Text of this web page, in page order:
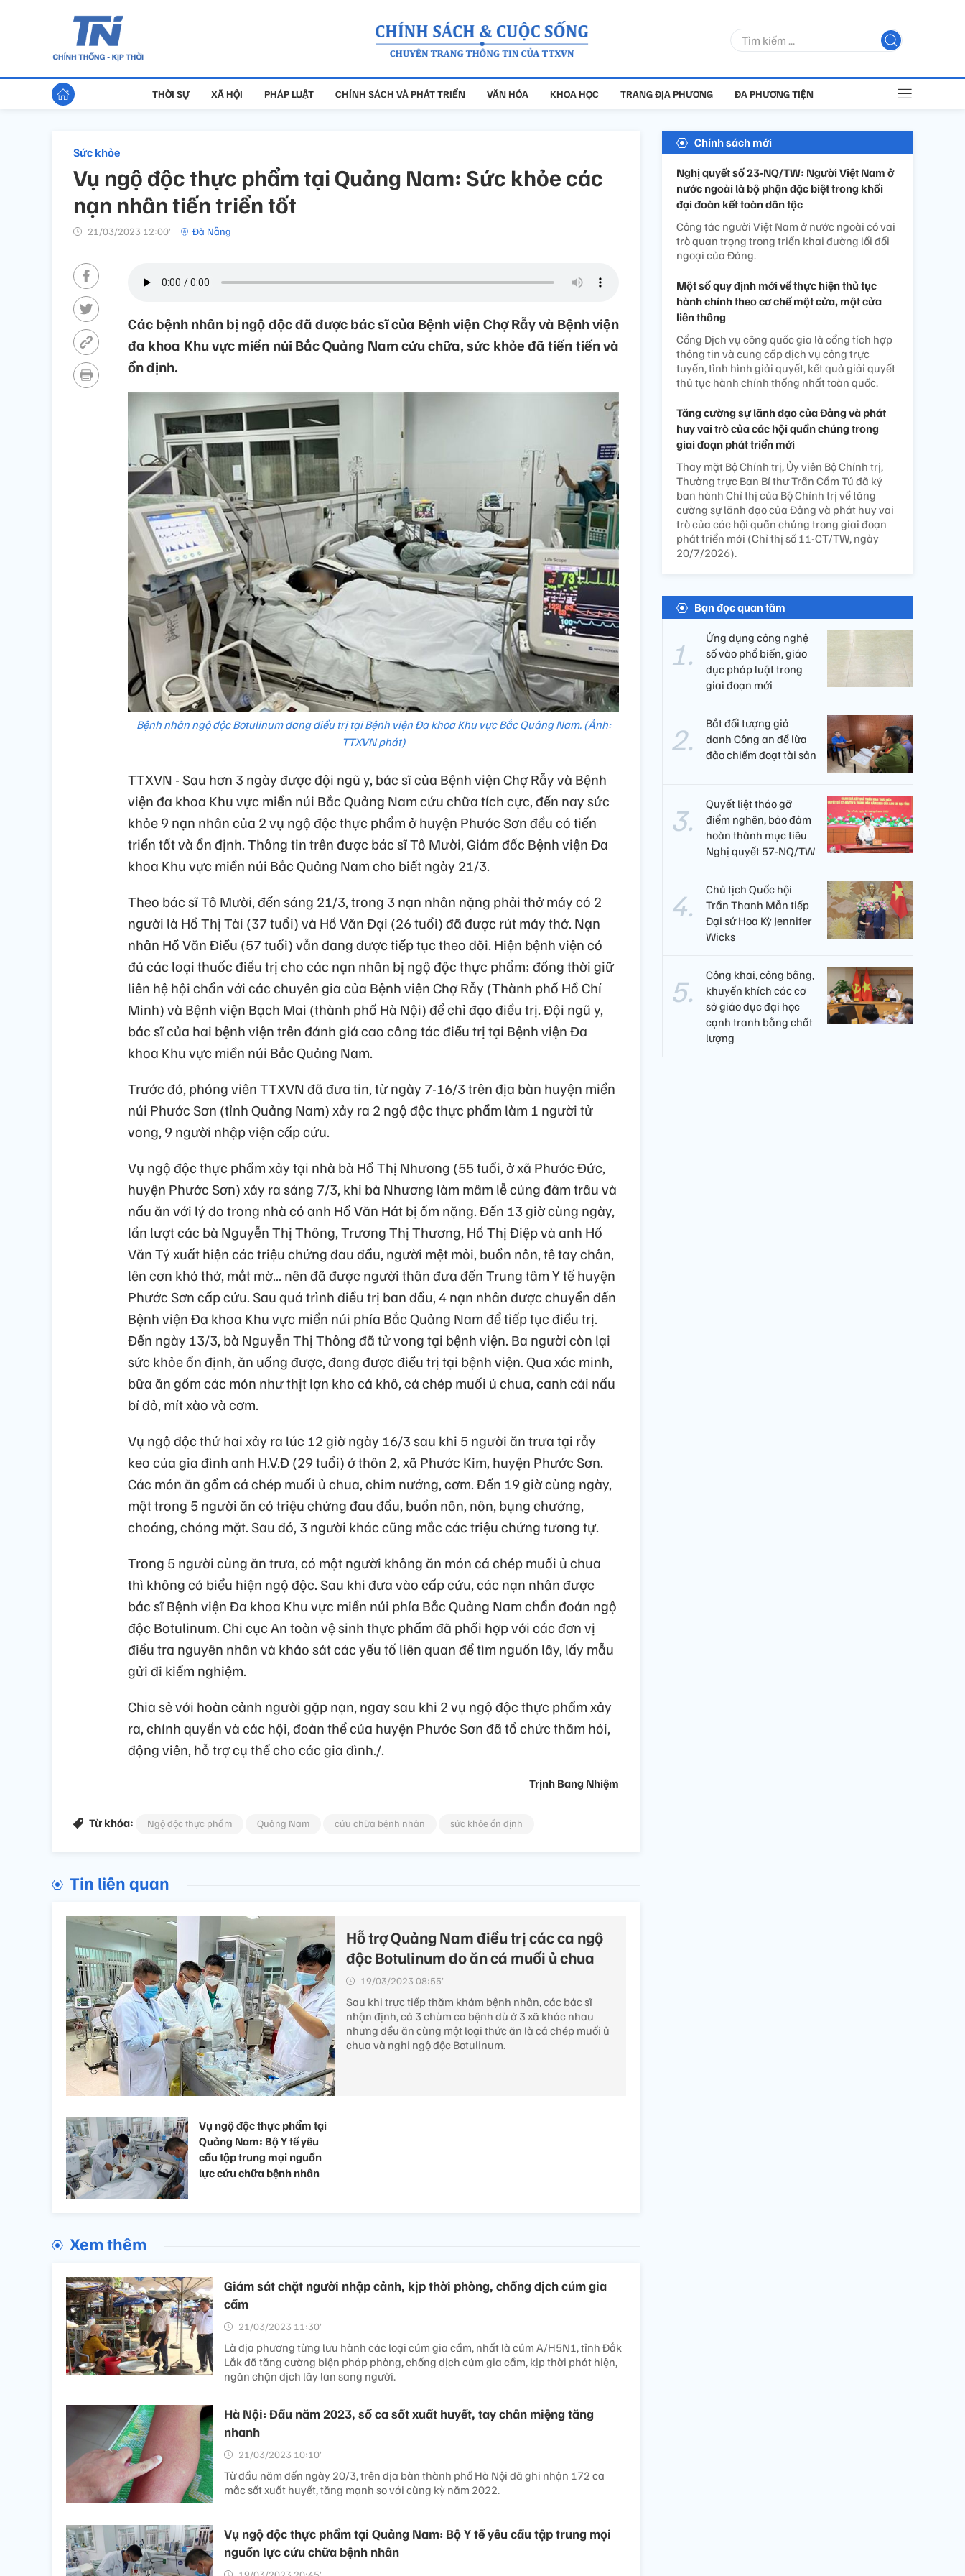
THỜI SỰ XÃ HỘI PHÁP LUẬT CHÍNH SÁCH VÀ PHÁT TRIỂN VĂN HÓA KHOA HỌC TRANG ĐỊA PHƯƠNG ĐA PHƯƠNG TIỆN
Sức khỏe
Vụ ngộ độc thực phẩm tại Quảng Nam: Sức khỏe các
nạn nhân tiến triển tốt
21/03/2023 12:00’ Đà Nẵng
Các bệnh nhân bị ngộ độc đã được bác sĩ của Bệnh viện Chợ Rẫy và Bệnh viện
đa khoa Khu vực miền núi Bắc Quảng Nam cứu chữa, sức khỏe đã tiến tiến và
ổn định.
Bệnh nhân ngộ độc Botulinum đang điều trị tại Bệnh viện Đa khoa Khu vực Bắc Quảng Nam. (Ảnh:
TTXVN phát)
TTXVN - Sau hơn 3 ngày được đội ngũ y, bác sĩ của Bệnh viện Chợ Rẫy và Bệnh
viện đa khoa Khu vực miền núi Bắc Quảng Nam cứu chữa tích cực, đến nay sức
khỏe 9 nạn nhân của 2 vụ ngộ độc thực phẩm ở huyện Phước Sơn đều có tiến
triển tốt và ổn định. Thông tin trên được bác sĩ Tô Mười, Giám đốc Bệnh viện Đa
khoa Khu vực miền núi Bắc Quảng Nam cho biết ngày 21/3.
Theo bác sĩ Tô Mười, đến sáng 21/3, trong 3 nạn nhân nặng phải thở máy có 2
người là Hồ Thị Tài (37 tuổi) và Hồ Văn Đại (26 tuổi) đã được rút máy thở. Nạn
nhân Hồ Văn Điều (57 tuổi) vẫn đang được tiếp tục theo dõi. Hiện bệnh viện có
đủ các loại thuốc điều trị cho các nạn nhân bị ngộ độc thực phẩm; đồng thời giữ
liên hệ hội chẩn với các chuyên gia của Bệnh viện Chợ Rẫy (Thành phố Hồ Chí
Minh) và Bệnh viện Bạch Mai (thành phố Hà Nội) để chỉ đạo điều trị. Đội ngũ y,
bác sĩ của hai bệnh viện trên đánh giá cao công tác điều trị tại Bệnh viện Đa
khoa Khu vực miền núi Bắc Quảng Nam.
Trước đó, phóng viên TTXVN đã đưa tin, từ ngày 7-16/3 trên địa bàn huyện miền
núi Phước Sơn (tỉnh Quảng Nam) xảy ra 2 ngộ độc thực phẩm làm 1 người tử
vong, 9 người nhập viện cấp cứu.
Vụ ngộ độc thực phẩm xảy tại nhà bà Hồ Thị Nhương (55 tuổi, ở xã Phước Đức,
huyện Phước Sơn) xảy ra sáng 7/3, khi bà Nhương làm mâm lễ cúng đâm trâu và
nấu ăn với lý do trong nhà có anh Hồ Văn Hát bị ốm nặng. Đến 13 giờ cùng ngày,
lần lượt các bà Nguyễn Thị Thông, Trương Thị Thương, Hồ Thị Điệp và anh Hồ
Văn Tý xuất hiện các triệu chứng đau đầu, người mệt mỏi, buồn nôn, tê tay chân,
lên cơn khó thở, mắt mờ… nên đã được người thân đưa đến Trung tâm Y tế huyện
Phước Sơn cấp cứu. Sau quá trình điều trị ban đầu, 4 nạn nhân được chuyển đến
Bệnh viện Đa khoa Khu vực miền núi phía Bắc Quảng Nam để tiếp tục điều trị.
Đến ngày 13/3, bà Nguyễn Thị Thông đã tử vong tại bệnh viện. Ba người còn lại
sức khỏe ổn định, ăn uống được, đang được điều trị tại bệnh viện. Qua xác minh,
bữa ăn gồm các món như thịt lợn kho cá khô, cá chép muối ủ chua, canh cải nấu
bí đỏ, mít xào và cơm.
Vụ ngộ độc thứ hai xảy ra lúc 12 giờ ngày 16/3 sau khi 5 người ăn trưa tại rẫy
keo của gia đình anh H.V.Đ (29 tuổi) ở thôn 2, xã Phước Kim, huyện Phước Sơn.
Các món ăn gồm cá chép muối ủ chua, chim nướng, cơm. Đến 19 giờ cùng ngày,
một trong 5 người ăn có triệu chứng đau đầu, buồn nôn, nôn, bụng chướng,
choáng, chóng mặt. Sau đó, 3 người khác cũng mắc các triệu chứng tương tự.
Trong 5 người cùng ăn trưa, có một người không ăn món cá chép muối ủ chua
thì không có biểu hiện ngộ độc. Sau khi đưa vào cấp cứu, các nạn nhân được
bác sĩ Bệnh viện Đa khoa Khu vực miền núi phía Bắc Quảng Nam chẩn đoán ngộ
độc Botulinum. Chi cục An toàn vệ sinh thực phẩm đã phối hợp với các đơn vị
điều tra nguyên nhân và khảo sát các yếu tố liên quan để tìm nguồn lây, lấy mẫu
gửi đi kiểm nghiệm.
Chia sẻ với hoàn cảnh người gặp nạn, ngay sau khi 2 vụ ngộ độc thực phẩm xảy
ra, chính quyền và các hội, đoàn thể của huyện Phước Sơn đã tổ chức thăm hỏi,
động viên, hỗ trợ cụ thể cho các gia đình./.
Trịnh Bang Nhiệm
Từ khóa: Ngộ độc thực phẩm Quảng Nam cứu chữa bệnh nhân sức khỏe ổn định
Tin liên quan
Hỗ trợ Quảng Nam điều trị các ca ngộ
độc Botulinum do ăn cá muối ủ chua
19/03/2023 08:55’
Sau khi trực tiếp thăm khám bệnh nhân, các bác sĩ
nhận định, cả 3 chùm ca bệnh dù ở 3 xã khác nhau
nhưng đều ăn cùng một loại thức ăn là cá chép muối ủ
chua và nghi ngộ độc Botulinum.
Vụ ngộ độc thực phẩm tại
Quảng Nam: Bộ Y tế yêu
cầu tập trung mọi nguồn
lực cứu chữa bệnh nhân
Xem thêm
Giám sát chặt người nhập cảnh, kịp thời phòng, chống dịch cúm gia
cầm
21/03/2023 11:30’
Là địa phương từng lưu hành các loại cúm gia cầm, nhất là cúm A/H5N1, tỉnh Đắk
Lắk đã tăng cường biện pháp phòng, chống dịch cúm gia cầm, kịp thời phát hiện,
ngăn chặn dịch lây lan sang người.
Hà Nội: Đầu năm 2023, số ca sốt xuất huyết, tay chân miệng tăng
nhanh
21/03/2023 10:10’
Từ đầu năm đến ngày 20/3, trên địa bàn thành phố Hà Nội đã ghi nhận 172 ca
mắc sốt xuất huyết, tăng mạnh so với cùng kỳ năm 2022.
Vụ ngộ độc thực phẩm tại Quảng Nam: Bộ Y tế yêu cầu tập trung mọi
nguồn lực cứu chữa bệnh nhân
Chính sách mới
Nghị quyết số 23-NQ/TW: Người Việt Nam ở
nước ngoài là bộ phận đặc biệt trong khối
đại đoàn kết toàn dân tộc
Công tác người Việt Nam ở nước ngoài có vai
trò quan trọng trong triển khai đường lối đối
ngoại của Đảng.
Một số quy định mới về thực hiện thủ tục
hành chính theo cơ chế một cửa, một cửa
liên thông
Cổng Dịch vụ công quốc gia là cổng tích hợp
thông tin và cung cấp dịch vụ công trực
tuyến, tình hình giải quyết, kết quả giải quyết
thủ tục hành chính thống nhất toàn quốc.
Tăng cường sự lãnh đạo của Đảng và phát
huy vai trò của các hội quần chúng trong
giai đoạn phát triển mới
Thay mặt Bộ Chính trị, Ủy viên Bộ Chính trị,
Thường trực Ban Bí thư Trần Cẩm Tú đã ký
ban hành Chỉ thị của Bộ Chính trị về tăng
cường sự lãnh đạo của Đảng và phát huy vai
trò của các hội quần chúng trong giai đoạn
phát triển mới (Chỉ thị số 11-CT/TW, ngày
20/7/2026).
Bạn đọc quan tâm
Ứng dụng công nghệ
số vào phổ biến, giáo
dục pháp luật trong
giai đoạn mới
Bắt đối tượng giả
danh Công an để lừa
đảo chiếm đoạt tài sản
Quyết liệt tháo gỡ
điểm nghẽn, bảo đảm
hoàn thành mục tiêu
Nghị quyết 57-NQ/TW
Chủ tịch Quốc hội
Trần Thanh Mẫn tiếp
Đại sứ Hoa Kỳ Jennifer
Wicks
Công khai, công bằng,
khuyến khích các cơ
sở giáo dục đại học
cạnh tranh bằng chất
lượng​